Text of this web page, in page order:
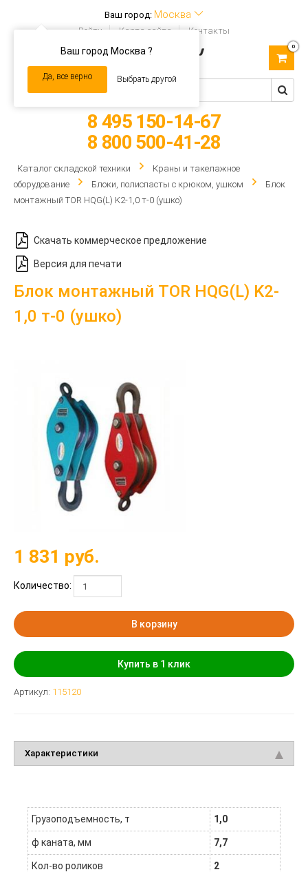
Ваш город: Москва
Ваш город Москва ?
Да, все верно Выбрать другой
Войти Карта сайта Контакты
navigation
0
8 495 150-14-67
8 800 500-41-28
Каталог складской техники
Краны и такелажное
оборудование
Блоки, полиспасты с крюком, ушком
Блок
монтажный TOR HQG(L) K2-1,0 т-0 (ушко)
Скачать коммерческое предложение
Версия для печати
Блок монтажный TOR HQG(L) K2-
1,0 т-0 (ушко)
1 831 руб.
Количество:
В корзину
Купить в 1 клик
Артикул: 115120
Характеристики
Грузоподъемность, т 1,0
ф каната, мм 7,7
Кол-во роликов 2